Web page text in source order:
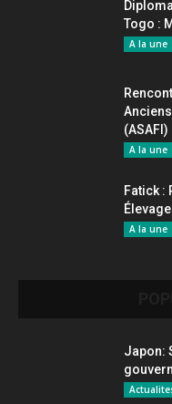
Togo :
A la une
(ASAFI)
A la une
Fatick :
A la une
Japon: